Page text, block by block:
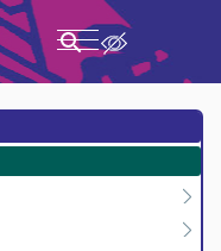
Toggle
navigation